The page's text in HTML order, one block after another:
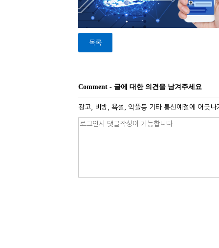
목록
Comment - 글에 대한 의견을 남겨주세요
광고, 비방, 욕설, 악플등 기타 통신예절에 어긋